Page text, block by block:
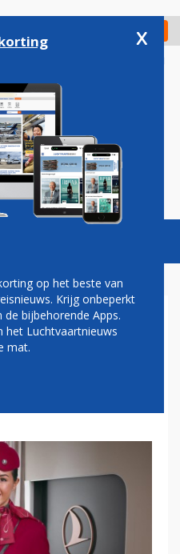
Check in
Vacatures
KEERT
TURKISH
x
op het beste van
Krijg onbeperkt
bijbehorende Apps.
het Luchtvaartnieuws
mat.